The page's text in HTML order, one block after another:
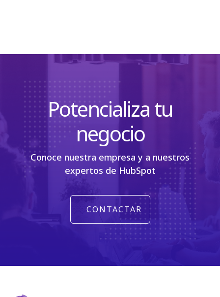
Potencializa tu
negocio
Conoce nuestra empresa y a nuestros
expertos de HubSpot
CONTACTAR